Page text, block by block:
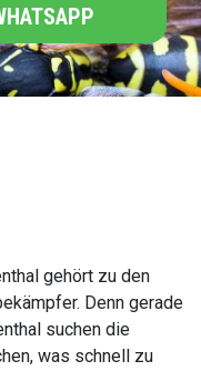
gehört zu den
Denn gerade
suchen die
was schnell zu